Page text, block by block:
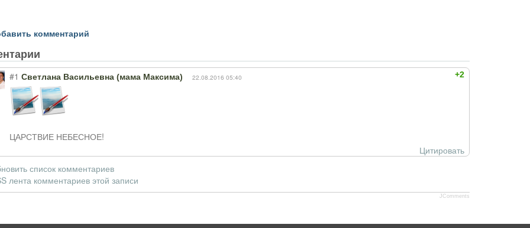
комментарий
+2
#1 Светлана Васильевна (мама Максима) 22.08.2016 05:40
ЦАРСТВИЕ НЕБЕСНОЕ!
Цитировать
список комментариев
лента комментариев этой записи
JComments